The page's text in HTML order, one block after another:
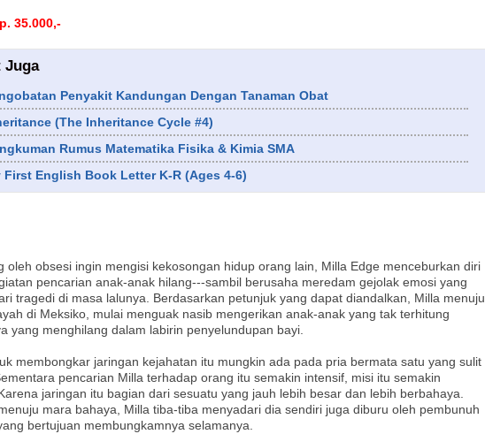
35.000,-
Juga
Penyakit Kandungan Dengan Tanaman Obat
(The Inheritance Cycle #4)
Rumus Matematika Fisika & Kimia SMA
First English Book Letter K-R (Ages 4-6)
oleh obsesi ingin mengisi kekosongan hidup orang lain, Milla Edge menceburkan diri
pencarian anak-anak hilang---sambil berusaha meredam gejolak emosi yang
tragedi di masa lalunya. Berdasarkan petunjuk yang dapat diandalkan, Milla menuju
di Meksiko, mulai menguak nasib mengerikan anak-anak yang tak terhitung
yang menghilang dalam labirin penyelundupan bayi.
membongkar jaringan kejahatan itu mungkin ada pada pria bermata satu yang sulit
pencarian Milla terhadap orang itu semakin intensif, misi itu semakin
jaringan itu bagian dari sesuatu yang jauh lebih besar dan lebih berbahaya.
mara bahaya, Milla tiba-tiba menyadari dia sendiri juga diburu oleh pembunuh
bertujuan membungkamnya selamanya.